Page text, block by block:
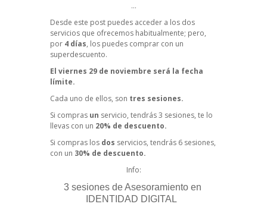
…
Desde este post puedes acceder a los dos
servicios que ofrecemos habitualmente; pero,
por 4 días, los puedes comprar con un
superdescuento.
El viernes 29 de noviembre será la fecha
límite.
Cada uno de ellos, son tres sesiones.
Si compras un servicio, tendrás 3 sesiones, te lo
llevas con un 20% de descuento.
Si compras los dos servicios, tendrás 6 sesiones,
con un 30% de descuento.
Info:
3 sesiones de Asesoramiento en
IDENTIDAD DIGITAL